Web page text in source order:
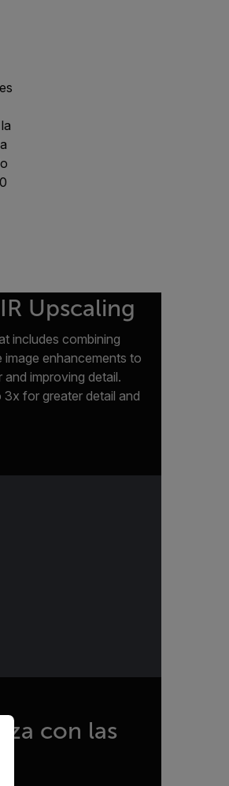
Upscaling
includes combining
image enhancements to
and improving detail.
for greater detail and
con las